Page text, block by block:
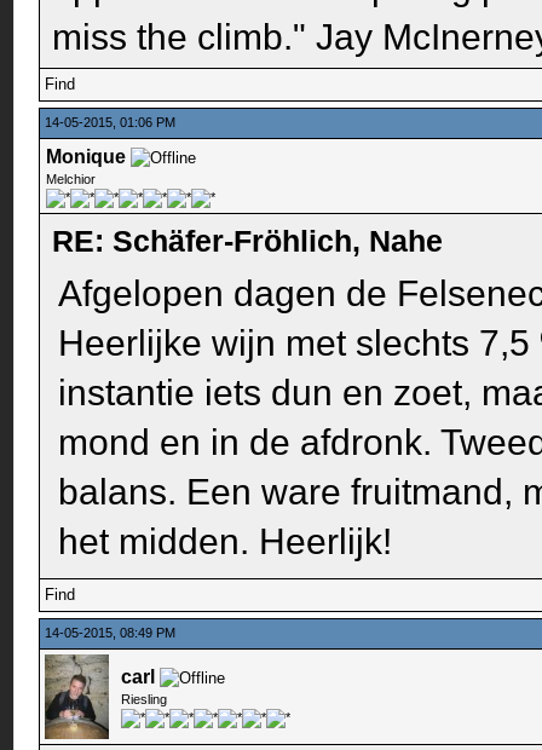
miss the climb." Jay
Find
14-05-2015, 01:06 PM
Monique
Melchior
RE: Schäfer-Fröhlich, Nahe
Afgelopen dagen de
Heerlijke wijn met slechts
instantie iets dun en zoet,
mond en in de afdronk.
balans. Een ware fruitmand,
het midden. Heerlijk!
Find
14-05-2015, 08:49 PM
carl
Riesling